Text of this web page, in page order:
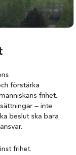
förstärka
frihet.
– inte
beslut ska bara
frihet.